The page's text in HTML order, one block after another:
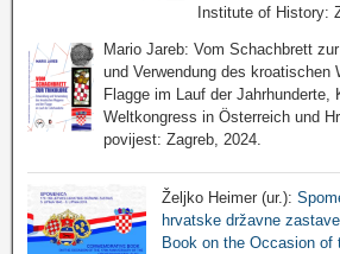
Institute of History:
Mario Jareb: Vom Schachbrett
und Verwendung des kroatischen
Flagge im Lauf der Jahrhunderte,
Weltkongress in Österreich und
povijest: Zagreb, 2024.
Željko Heimer (ur.):
hrvatske državne
Book on the Occasion of